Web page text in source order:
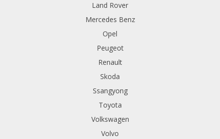
Land Rover
Mercedes Benz
Opel
Peugeot
Renault
Skoda
Ssangyong
Toyota
Volkswagen
Volvo